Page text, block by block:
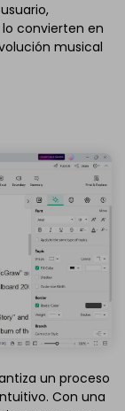
convierten en
musical
un proceso
Con una